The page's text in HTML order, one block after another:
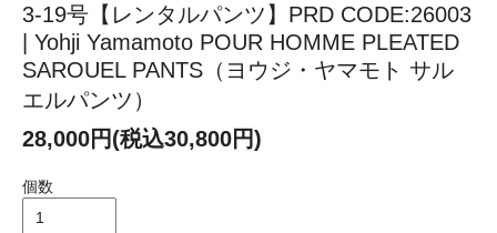
3-19号【レンタルパンツ】PRD CODE:26003
| Yohji Yamamoto POUR HOMME PLEATED
SAROUEL PANTS（ヨウジ・ヤマモト サル
エルパンツ）
28,000円(税込30,800円)
個数